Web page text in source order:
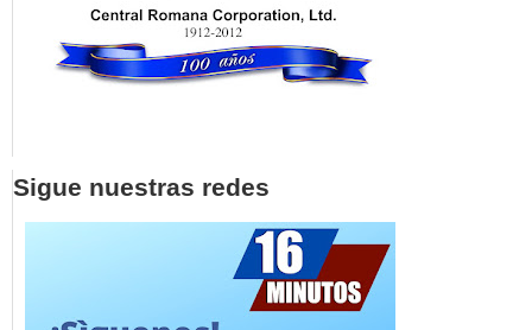
Sigue nuestras redes